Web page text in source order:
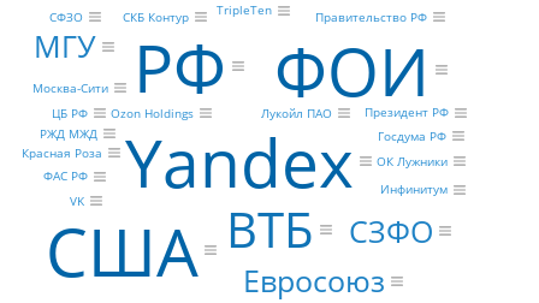
Yandex
ФОИ
РФ
США ВТБ
Евросоюз
СЗФО
МГУ
Лукойл ПАО
Ozon Holdings
Москва-Сити
Инфинитум
Красная Роза ОК Лужники
РЖД МЖД
Правительство РФ
ЦБ РФ
Госдума РФ
Президент РФ
ФАС РФ
VK
TripleTen
СКБ Контур
СФЗО